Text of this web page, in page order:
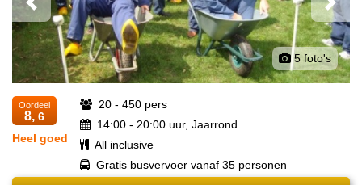
5 foto's
Previous Next
Oordeel
8, 6
Heel goed
20 - 450 pers
14:00 - 20:00 uur, Jaarrond
All inclusive
Gratis busvervoer vanaf 35 personen